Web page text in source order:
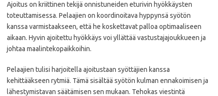
Ajoitus on kriittinen tekijä onnistuneiden eturivin hyökkäysten
toteuttamisessa. Pelaajien on koordinoitava hyppynsä syötön
kanssa varmistaakseen, että he koskettavat palloa optimaaliseen
aikaan. Hyvin ajoitettu hyökkäys voi yllättää vastustajajoukkueen ja
johtaa maalintekopaikkoihin.
Pelaajien tulisi harjoitella ajoitustaan syöttäjien kanssa
kehittääkseen rytmiä. Tämä sisältää syötön kulman ennakoimisen ja
lähestymistavan säätämisen sen mukaan. Tehokas viestintä